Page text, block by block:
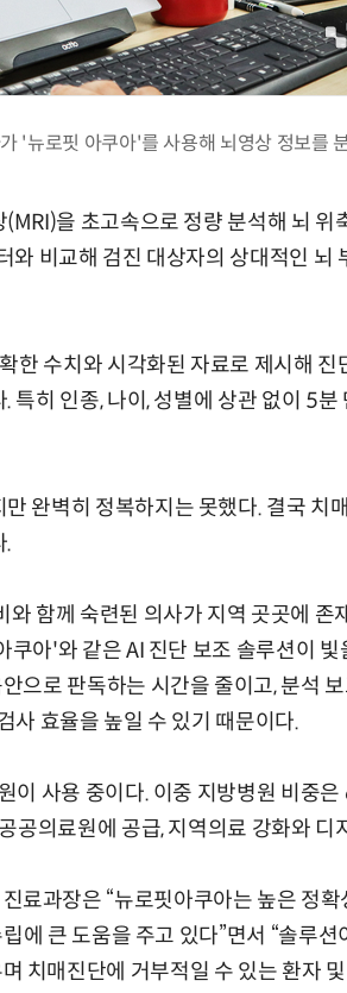
'뉴로핏 아쿠아'를 사용해 뇌영상 정보를
을 초고속으로 정량 분석해 뇌 위
와 비교해 검진 대상자의 상대적인 뇌
한 수치와 시각화된 자료로 제시해
특히 인종, 나이, 성별에 상관 없이 5
완벽히 정복하지는 못했다. 결국 치
.
함께 숙련된 의사가 지역 곳곳에 존
아'와 같은 AI 진단 보조 솔루션이
으로 판독하는 시간을 줄이고, 분석
사 효율을 높일 수 있기 때문이다.
이 사용 중이다. 이중 지방병원 비중
공의료원에 공급, 지역의료 강화와
료과장은 “뉴로핏아쿠아는 높은 정
에 큰 도움을 주고 있다”면서 “솔루
치매진단에 거부적일 수 있는 환자